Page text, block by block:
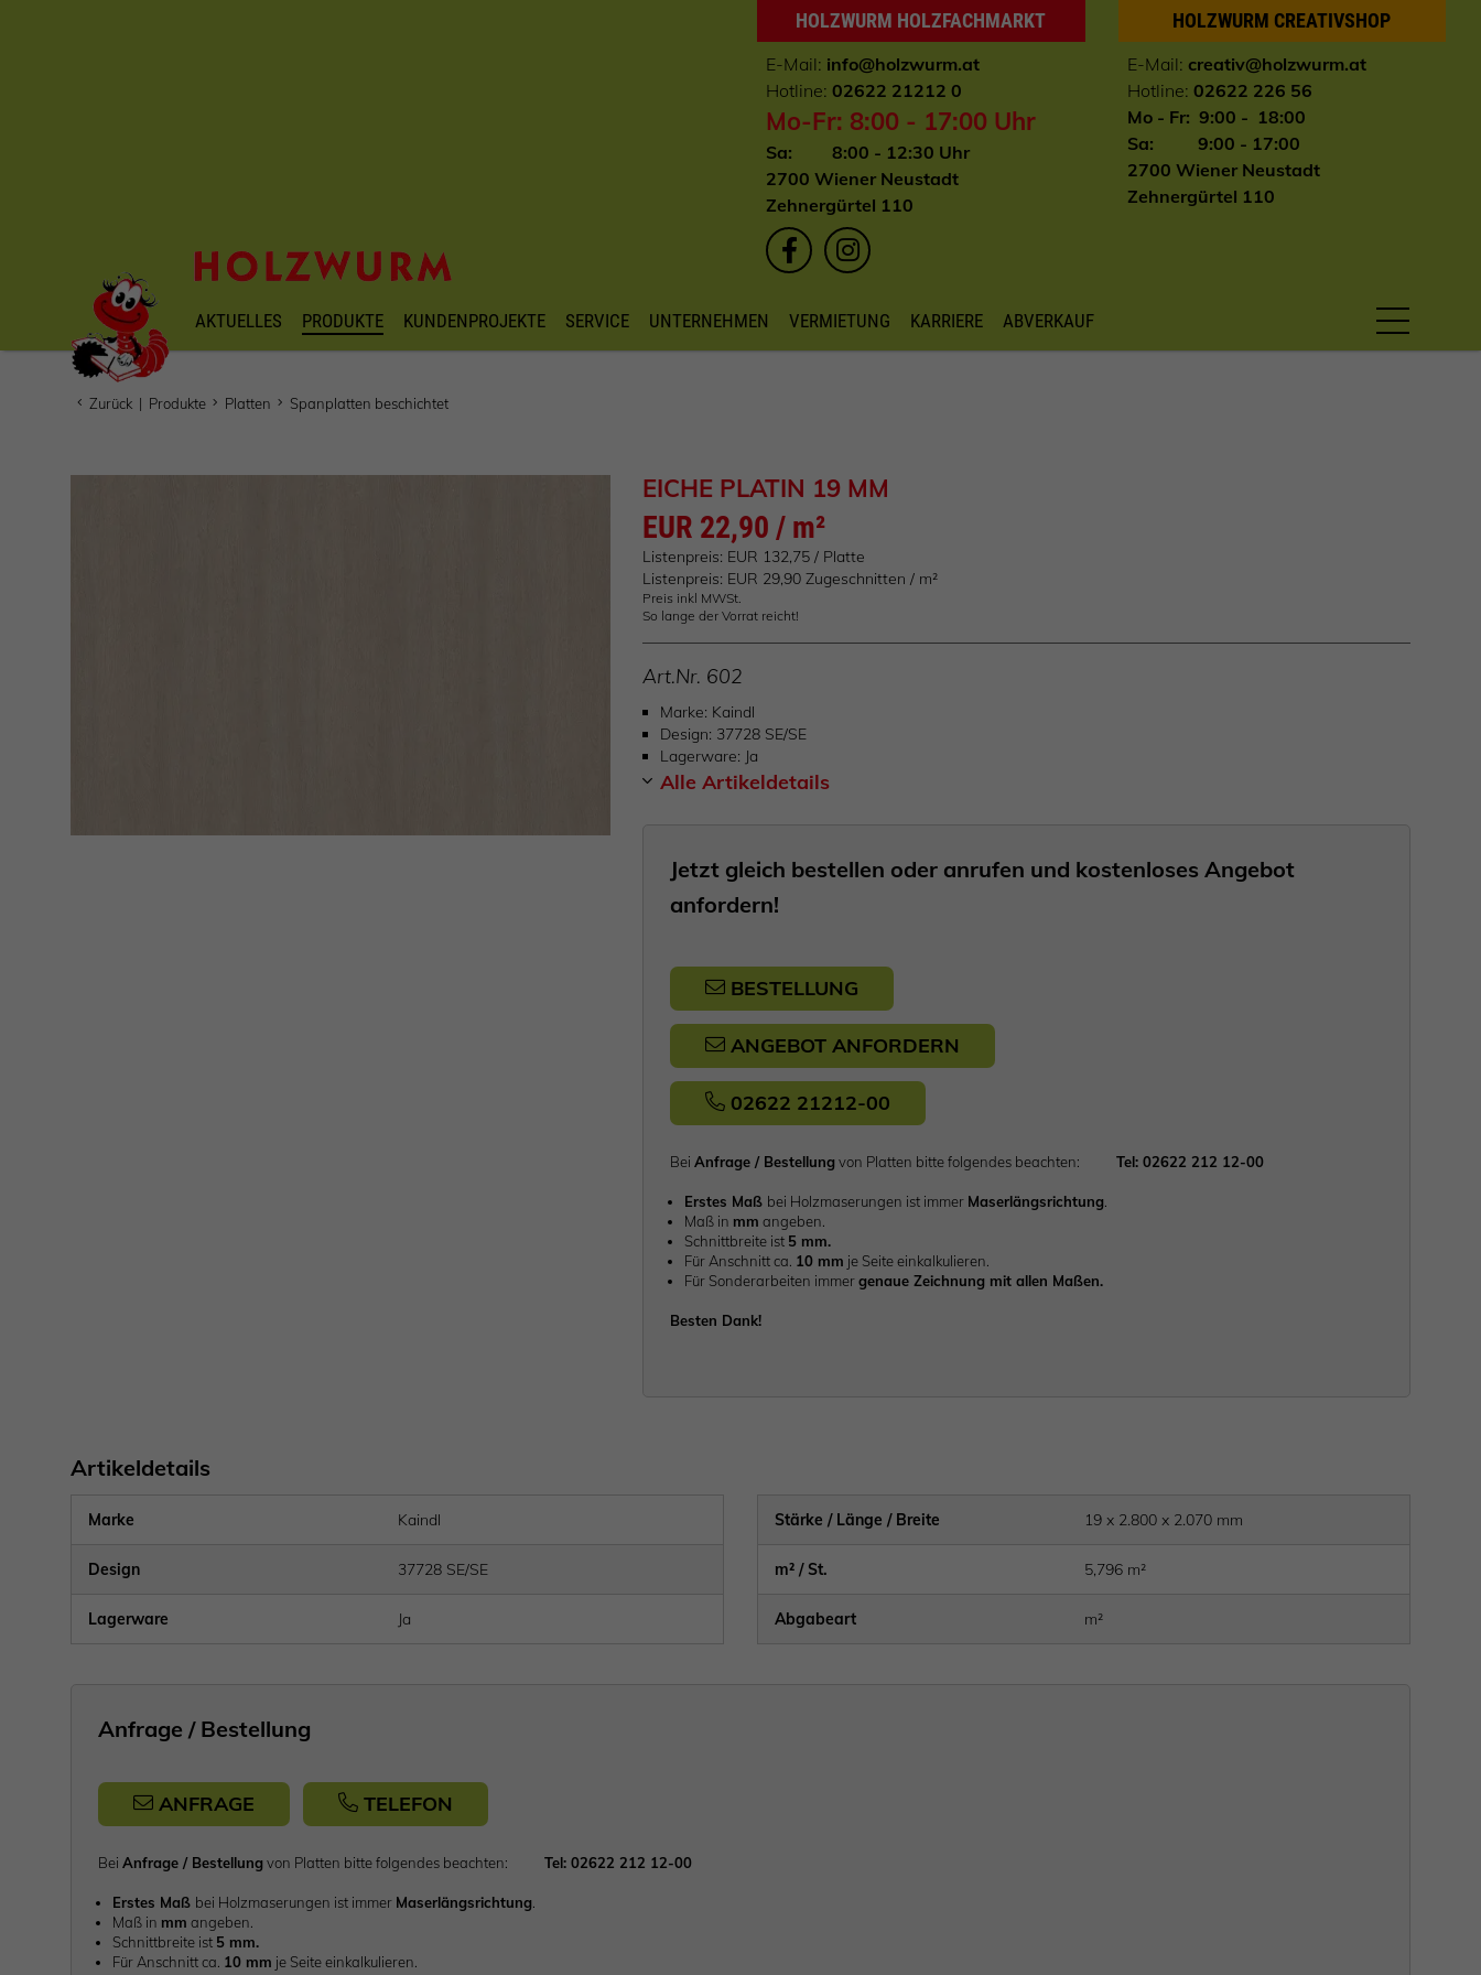
HOLZWURM HOLZFACHMARKT
E-Mail: info@holzwurm.at
Hotline: 02622 21212 0
Mo-Fr: 8:00 - 17:00 Uhr
Sa: 8:00 - 12:30 Uhr
2700 Wiener Neustadt
Zehnergürtel 110
HOLZWURM CREATIVSHOP
E-Mail: creativ@holzwurm.at
Hotline: 02622 226 56
Mo - Fr: 9:00 - 18:00
Sa: 9:00 - 17:00
2700 Wiener Neustadt
Zehnergürtel 110
AKTUELLES PRODUKTE KUNDENPROJEKTE SERVICE UNTERNEHMEN VERMIETUNG KARRIERE ABVERKAUF
Zurück | Produkte Platten Spanplatten beschichtet
EICHE PLATIN 19 MM
EUR 22,90 / m²
Listenpreis: EUR 132,75 / Platte
Listenpreis: EUR 29,90 Zugeschnitten / m²
Preis inkl MWSt.
So lange der Vorrat reicht!
Art.Nr. 602
Marke Kaindl
Design 37728 SE/SE
Lagerware Ja
Alle Artikeldetails
Jetzt gleich bestellen oder anrufen und kostenloses Angebot
anfordern!
BESTELLUNG
ANGEBOT ANFORDERN
02622 21212-00
BeiAnfrage / Bestellung von Platten bitte folgendes beachten:Tel: 02622 212 12-00
Erstes Maß bei Holzmaserungen ist immer Maserlängsrichtung
Maß in mm angeben.
Schnittbreite ist 5 mm.
Für Anschnitt ca. 10 mm je Seite einkalkulieren.
Für Sonderarbeiten immergenaue Zeichnung mit allen Maßen.
Besten Dank!
Artikeldetails
Marke Kaindl
Design 37728 SE/SE
Lagerware Ja
Stärke / Länge / Breite 19 x 2.800 x 2.070 mm
m² / St. 5,796 m²
Abgabeart m²
Anfrage / Bestellung
ANFRAGE TELEFON
Bei Anfrage / Bestellung von Platten bitte folgendes beachten: Tel: 02622 212 12-00
Erstes Maß bei Holzmaserungen ist immer Maserlängsrichtung
Maß in mm angeben.
Schnittbreite ist 5 mm.
Für Anschnitt ca. 10 mm je Seite einkalkulieren.